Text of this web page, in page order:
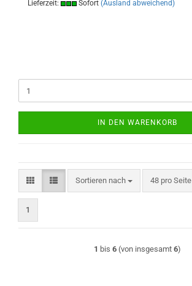
Lieferzeit:
Sofort (Ausland abweichend)
IN DEN WARENKORB
Sortieren nach
Sortieren nach 48 pro Seite
pro Seite
1
1 bis 6 (von insgesamt 6)